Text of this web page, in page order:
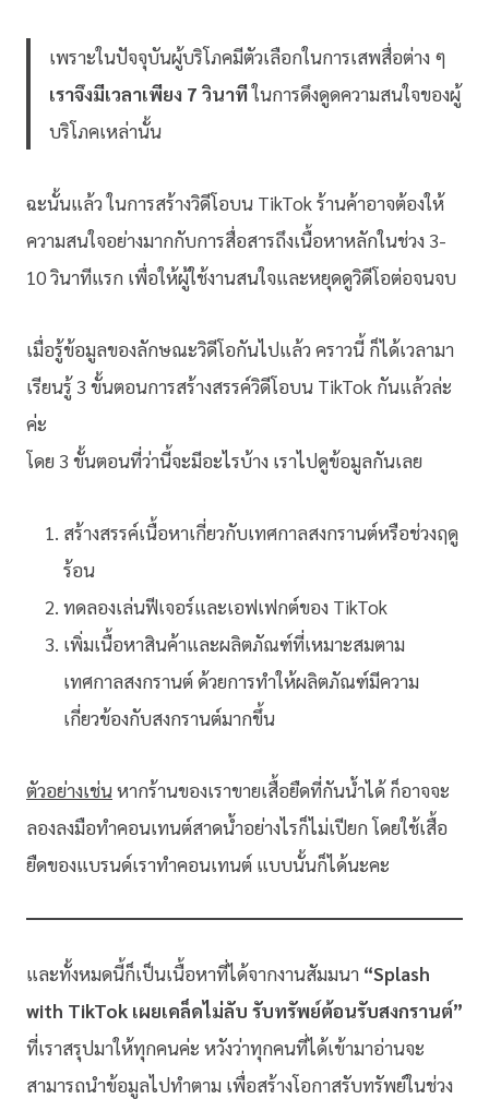
เพราะในปัจจุบันผู้บริโภคมีตัวเลือกในการเสพสื่อต่าง ๆ
เราจึงมีเวลาเพียง 7 วินาทีในการดึงดูดความสนใจของผู้
บริโภคเหล่านั้น
ฉะนั้นแล้ว ในการสร้างวิดีโอบน TikTok ร้านค้าอาจต้องให้
ความสนใจอย่างมากกับการสื่อสารถึงเนื้อหาหลักในช่วง 3-
10 วินาทีแรก เพื่อให้ผู้ใช้งานสนใจและหยุดดูวิดีโอต่อจนจบ
เมื่อรู้ข้อมูลของลักษณะวิดีโอกันไปแล้ว คราวนี้ ก็ได้เวลามา
เรียนรู้ 3 ขั้นตอนการสร้างสรรค์วิดีโอบน TikTok กันแล้วล่ะ
ค่ะ
โดย 3 ขั้นตอนที่ว่านี้จะมีอะไรบ้าง เราไปดูข้อมูลกันเลย
สร้างสรรค์เนื้อหาเกี่ยวกับเทศกาลสงกรานต์หรือช่วงฤดู
ร้อน
ทดลองเล่นฟีเจอร์และเอฟเฟกต์ของ TikTok
เพิ่มเนื้อหาสินค้าและผลิตภัณฑ์ที่เหมาะสมตาม
เทศกาลสงกรานต์ ด้วยการทำให้ผลิตภัณฑ์มีความ
เกี่ยวข้องกับสงกรานต์มากขึ้น
ตัวอย่างเช่น หากร้านของเราขายเสื้อยืดที่กันน้ำได้ ก็อาจจะ
ลองลงมือทำคอนเทนต์สาดน้ำอย่างไรก็ไม่เปียก โดยใช้เสื้อ
ยืดของแบรนด์เราทำคอนเทนต์ แบบนั้นก็ได้นะคะ
และทั้งหมดนี้ก็เป็นเนื้อหาที่ได้จากงานสัมมนา “Splash
with TikTok เผยเคล็ดไม่ลับ รับทรัพย์ต้อนรับสงกรานต์”
ที่เราสรุปมาให้ทุกคนค่ะ หวังว่าทุกคนที่ได้เข้ามาอ่านจะ
สามารถนำข้อมูลไปทำตาม เพื่อสร้างโอกาสรับทรัพย์ในช่วง